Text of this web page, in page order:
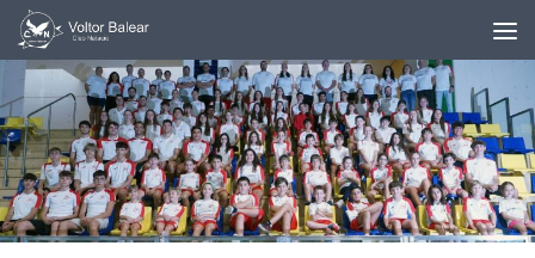
Saltar al contenido